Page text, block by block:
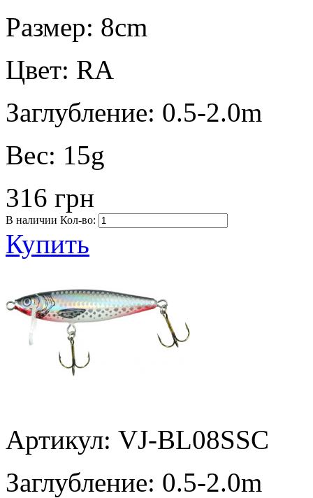
Размер: 8cm
Цвет: RA
Заглубление: 0.5-2.0m
Вес: 15g
316 грн
В наличии Кол-во:
Купить
Артикул: VJ-BL08SSC
Заглубление: 0.5-2.0m